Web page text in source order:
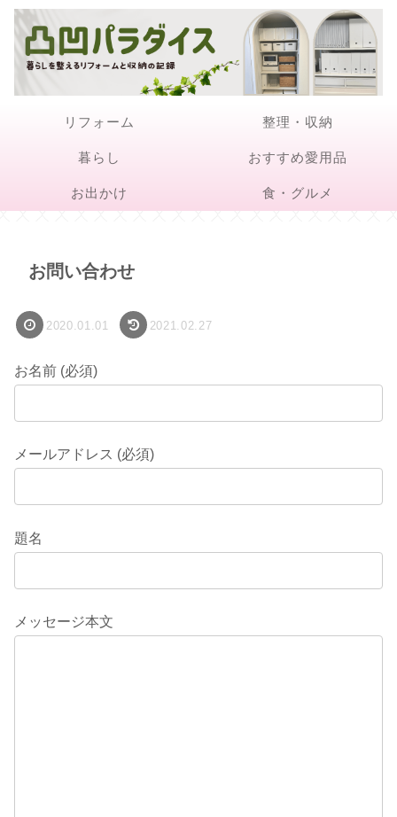
リフォーム 整理・収納
暮らし おすすめ愛用品
お出かけ 食・グルメ
お問い合わせ
2020.01.01 2021.02.27
お名前 (必須)
メールアドレス (必須)
題名
メッセージ本文